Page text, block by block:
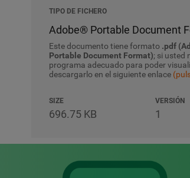
TIPO DE FICHERO
Adobe® Portable Document
Este documento tiene formato .pdf
Portable Document Format); si usted
programa adecuado para poder
descargarlo en el siguiente enlace
SIZE
696.75 KB
VERSIÓN
1